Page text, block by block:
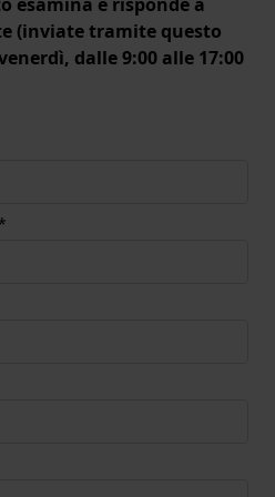
(inviate tramite questo
dalle 9:00 alle 17:00